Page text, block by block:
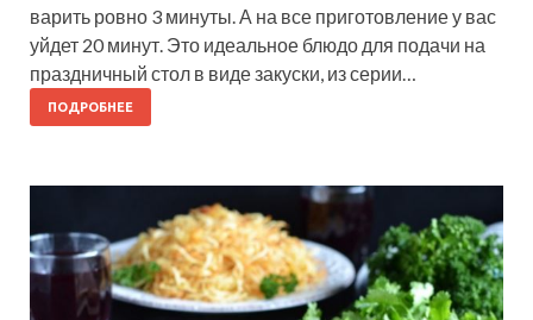
варить ровно 3 минуты. А на все приготовление у вас
уйдет 20 минут. Это идеальное блюдо для подачи на
праздничный стол в виде закуски, из серии…
ПОДРОБНЕЕ